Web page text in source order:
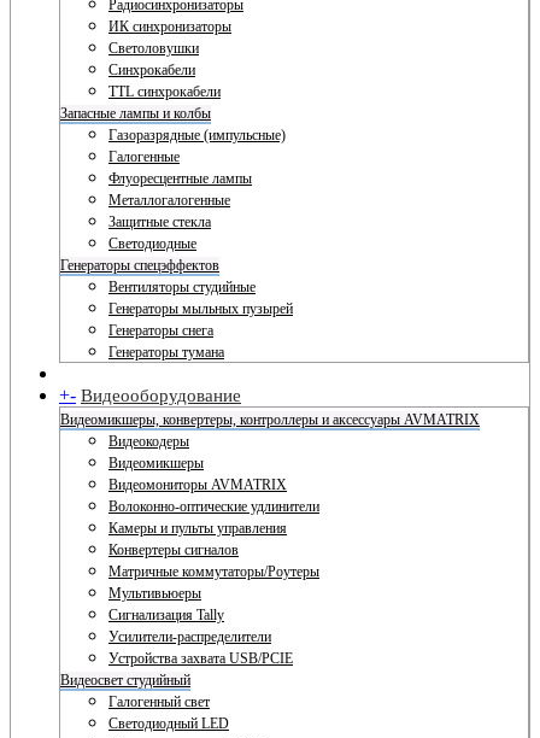
Радиосинхронизаторы
ИК синхронизаторы
Светоловушки
Синхрокабели
TTL синхрокабели
Запасные лампы и колбы
Газоразрядные (импульсные)
Галогенные
Флуоресцентные лампы
Металлогалогенные
Защитные стекла
Светодиодные
Генераторы спецэффектов
Вентиляторы студийные
Генераторы мыльных пузырей
Генераторы снега
Генераторы тумана
+- Видеооборудование
Видеомикшеры, конвертеры, контроллеры и аксессуары AVMATRIX
Видеокодеры
Видеомикшеры
Видеомониторы AVMATRIX
Волоконно-оптические удлинители
Камеры и пульты управления
Конвертеры сигналов
Матричные коммутаторы/Роутеры
Мультивьюеры
Сигнализация Tally
Усилители-распределители
Устройства захвата USB/PCIE
Видеосвет студийный
Галогенный свет
Светодиодный LED